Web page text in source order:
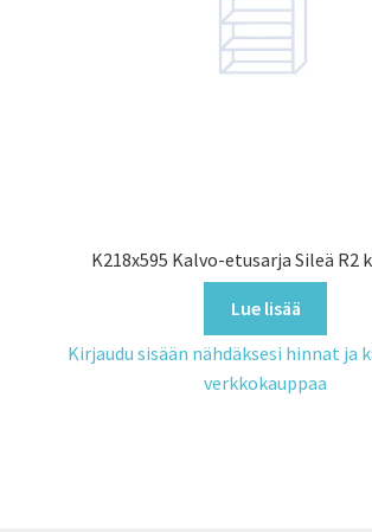
K218x595 Kalvo-etusarja Sileä R2
Lue lisää
Kirjaudu sisään nähdäksesi hinnat ja
verkkokauppaa